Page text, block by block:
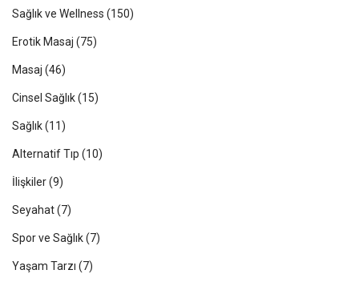
Sağlık ve Wellness (150)
Erotik Masaj (75)
Masaj (46)
Cinsel Sağlık(15)
Sağlık(11)
Alternatif Tıp (10)
İlişkiler(9)
Seyahat(7)
Spor ve Sağlık(7)
Yaşam Tarzı (7)